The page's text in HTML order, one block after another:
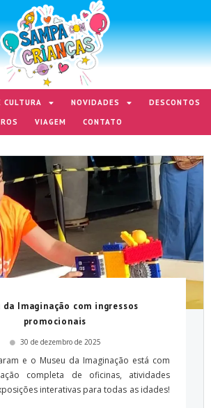
CULTURA NOVIDADES
DESCONTOS
VIAGEM CONTATO
da Imaginação com ingressos
promocionais
30 de dezembro de 2025
e o Museu da Imaginação está com
completa de oficinas, atividades
interativas para todas as idades!